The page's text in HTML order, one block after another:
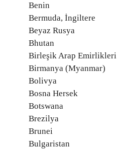
Benin
Bermuda, İngiltere
Beyaz Rusya
Bhutan
Birleşik Arap Emirlikleri
Birmanya (Myanmar)
Bolivya
Bosna Hersek
Botswana
Brezilya
Brunei
Bulgaristan